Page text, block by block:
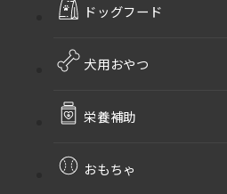
ドッグフード
犬用おやつ
栄養補助
おもちゃ